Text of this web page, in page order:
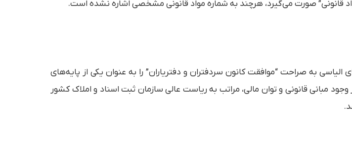
قانونی” صورت می‌گیرد، هرچند به شماره مواد قانونی مشخصی اشاره نشده است.
به صراحت “موافقت کانون سردفتران و دفتریاران” را به عنوان یکی از پایه‌های
مبانی قانونی و توان مالی، مراتب به ریاست عالی سازمان ثبت اسناد و املاک کشور